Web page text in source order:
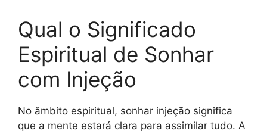
Qual o Significado
Espiritual de Sonhar
com Injeção
No âmbito espiritual, sonhar injeção significa
que a mente estará clara para assimilar tudo. A